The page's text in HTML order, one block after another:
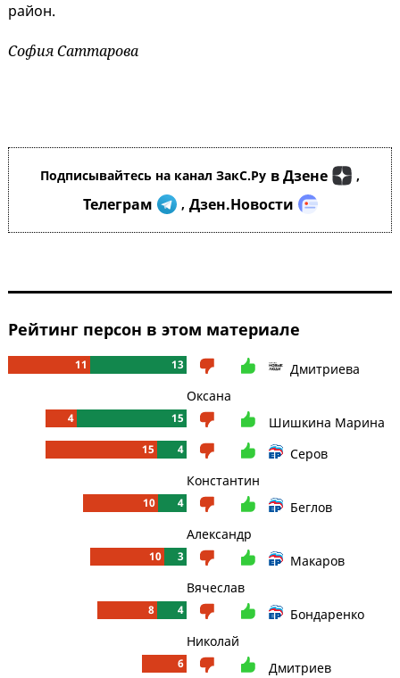
район.
София Саттарова
Подписывайтесь на канал ЗакС.Ру в Дзене ,
Телеграм , Дзен.Новости
Рейтинг персон в этом материале
11 13
Дмитриева
Оксана
4 15 Шишкина Марина
15 4
Серов
Константин
10 4
Беглов
Александр
10 3
Макаров
Вячеслав
8 4
Бондаренко
Николай
6
Дмитриев